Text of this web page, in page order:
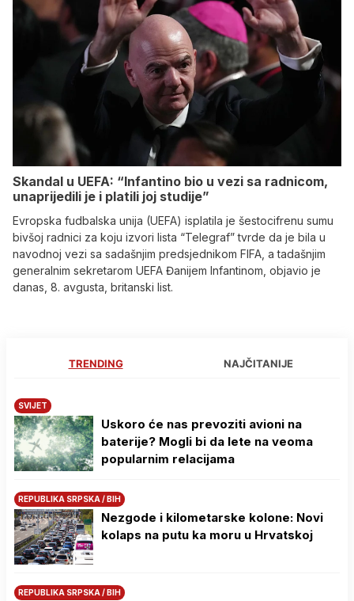
Skandal u UEFA: “Infantino bio u vezi sa radnicom,
unaprijedili je i platili joj studije”
Evropska fudbalska unija (UEFA) isplatila je šestocifrenu sumu
bivšoj radnici za koju izvori lista “Telegraf” tvrde da je bila u
navodnoj vezi sa sadašnjim predsjednikom FIFA, a tadašnjim
generalnim sekretarom UEFA Đanijem Infantinom, objavio je
danas, 8. avgusta, britanski list.
TRENDING NAJČITANIJE
SVIJET
Uskoro će nas prevoziti avioni na
baterije? Mogli bi da lete na veoma
popularnim relacijama
REPUBLIKA SRPSKA / BIH
Nezgode i kilometarske kolone: Novi
kolaps na putu ka moru u Hrvatskoj
REPUBLIKA SRPSKA / BIH